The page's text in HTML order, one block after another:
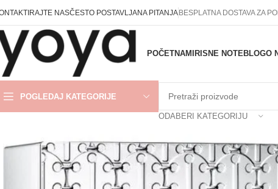
NASČESTO POSTAVLJANA PITANJABESPLATNA DOSTAVA ZA
POČETNAMIRISNE NOTEBLOGO
POGLEDAJ KATEGORIJE
ODABERI KATEGORIJU